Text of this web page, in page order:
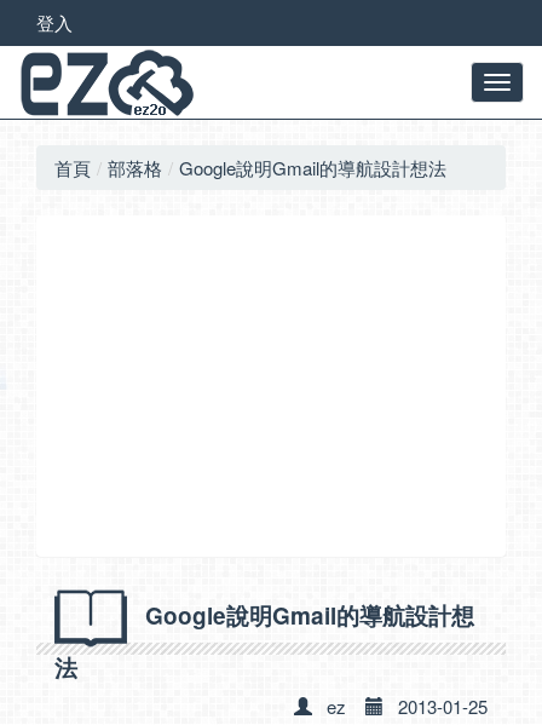
登入
首頁 部落格 Google說明Gmail的導航設計想法
Google說明Gmail的導航設計想
法
ez
2013-01-25